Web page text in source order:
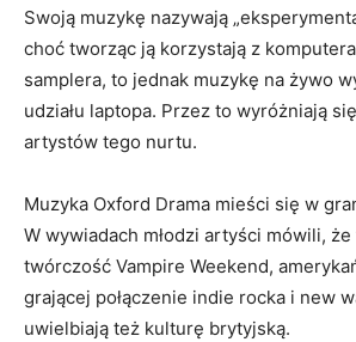
Swoją muzykę nazywają
choć tworząc ją korzystają z
samplera, to jednak muzykę na żywo
udziału laptopa. Przez to wyróżniają
artystów tego nurtu.
Muzyka Oxford Drama mieści się w
W wywiadach młodzi artyści mówili,
twórczość Vampire Weekend,
grającej połączenie indie rocka i new
uwielbiają też kulturę brytyjską.